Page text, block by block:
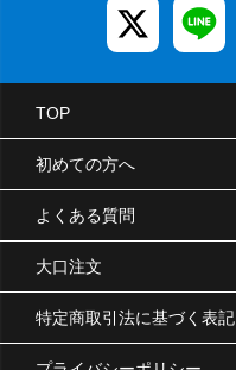
TOP
初めての方へ
よくある質問
大口注文
特定商取引法に基づく表記